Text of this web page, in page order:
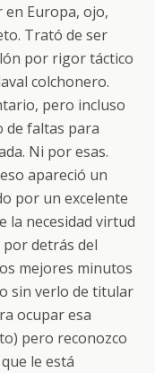
Europa, ojo,
Trató de ser
por rigor táctico
colchonero.
pero incluso
de faltas para
Ni por esas.
apareció un
por un excelente
la necesidad virtud
detrás del
mejores minutos
sin verlo de titular
ocupar esa
pero reconozco
le está